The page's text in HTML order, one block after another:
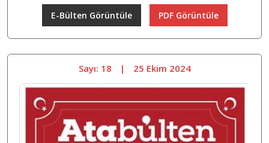
E-Bülten Görüntüle PDF Görüntüle
Sayı: 18 | 25 Ekim 2024